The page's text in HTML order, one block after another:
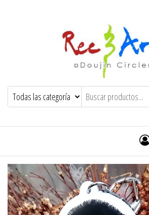
Rec & Art Trayendo